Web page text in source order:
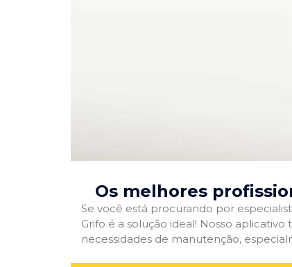
Os melhores
Se você está procurando por
Grifo é a solução ideal! Nosso
necessidades de manutenção,